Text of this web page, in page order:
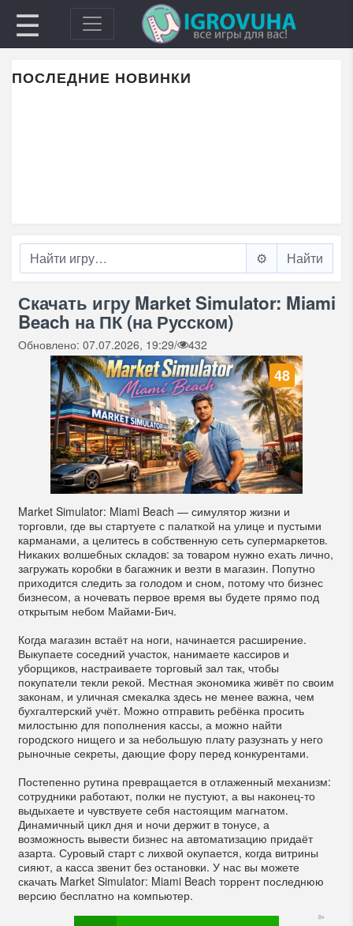
☰
ПОСЛЕДНИЕ НОВИНКИ
⚙️
Скачать игру Market Simulator: Miami
Beach на ПК (на Русском)
Обновлено: 07.07.2026, 19:29/ 432
48
Market Simulator: Miami Beach — симулятор жизни и
торговли, где вы стартуете с палаткой на улице и пустыми
карманами, а целитесь в собственную сеть супермаркетов.
Никаких волшебных складов: за товаром нужно ехать лично,
загружать коробки в багажник и везти в магазин. Попутно
приходится следить за голодом и сном, потому что бизнес
бизнесом, а ночевать первое время вы будете прямо под
открытым небом Майами-Бич.
Когда магазин встаёт на ноги, начинается расширение.
Выкупаете соседний участок, нанимаете кассиров и
уборщиков, настраиваете торговый зал так, чтобы
покупатели текли рекой. Местная экономика живёт по своим
законам, и уличная смекалка здесь не менее важна, чем
бухгалтерский учёт. Можно отправить ребёнка просить
милостыню для пополнения кассы, а можно найти
городского нищего и за небольшую плату разузнать у него
рыночные секреты, дающие фору перед конкурентами.
Постепенно рутина превращается в отлаженный механизм:
сотрудники работают, полки не пустуют, а вы наконец-то
выдыхаете и чувствуете себя настоящим магнатом.
Динамичный цикл дня и ночи держит в тонусе, а
возможность вывести бизнес на автоматизацию придаёт
азарта. Суровый старт с лихвой окупается, когда витрины
сияют, а касса звенит без остановки. У нас вы можете
скачать Market Simulator: Miami Beach торрент последнюю
версию бесплатно на компьютер.